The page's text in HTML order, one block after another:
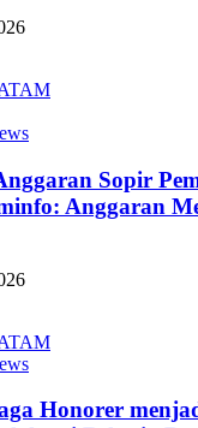
Sopir
Anggaran
Honorer